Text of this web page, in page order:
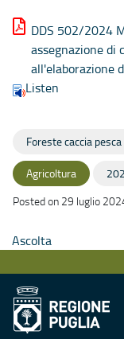
DDS 502/2024
assegnazione
all'elaborazione
Listen
Foreste caccia
Agricoltura
Posted on 29 luglio
Ascolta